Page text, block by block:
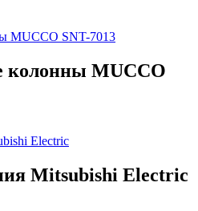
колонны MUCCO
Mitsubishi Electric